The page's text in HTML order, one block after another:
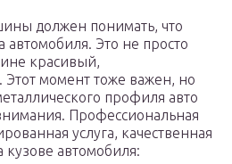
должен понимать, что
автомобиля. Это не просто
красивый,
Этот момент тоже важен, но
профиля авто
Профессиональная
услуга, качественная
автомобиля: